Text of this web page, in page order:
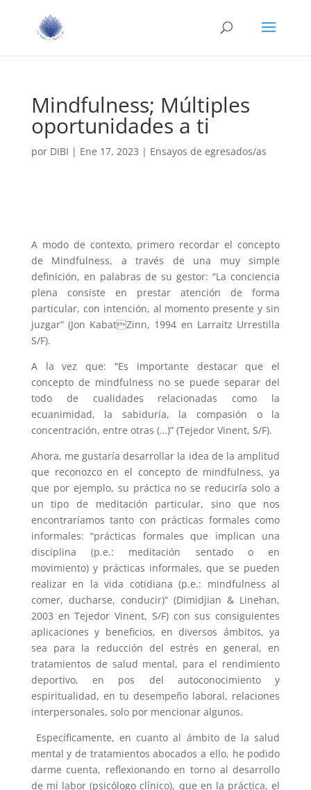
Mindfulness; Múltiples
oportunidades a ti
por DIBI | Ene 17, 2023 | Ensayos de egresados/as
A modo de contexto, primero recordar el concepto
de Mindfulness, a través de una muy simple
definición, en palabras de su gestor: “La conciencia
plena consiste en prestar atención de forma
particular, con intención, al momento presente y sin
juzgar” (Jon KabatZinn, 1994 en Larraitz Urrestilla
S/F).
A la vez que: “Es importante destacar que el
concepto de mindfulness no se puede separar del
todo de cualidades relacionadas como la
ecuanimidad, la sabiduría, la compasión o la
concentración, entre otras (…)” (Tejedor Vinent, S/F).
Ahora, me gustaría desarrollar la idea de la amplitud
que reconozco en el concepto de mindfulness, ya
que por ejemplo, su práctica no se reduciría solo a
un tipo de meditación particular, sino que nos
encontraríamos tanto con prácticas formales como
informales: “prácticas formales que implican una
disciplina (p.e.: meditación sentado o en
movimiento) y prácticas informales, que se pueden
realizar en la vida cotidiana (p.e.: mindfulness al
comer, ducharse, conducir)” (Dimidjian & Linehan,
2003 en Tejedor Vinent, S/F) con sus consiguientes
aplicaciones y beneficios, en diversos ámbitos, ya
sea para la reducción del estrés en general, en
tratamientos de salud mental, para el rendimiento
deportivo, en pos del autoconocimiento y
espiritualidad, en tu desempeño laboral, relaciones
interpersonales, solo por mencionar algunos.
Específicamente, en cuanto al ámbito de la salud
mental y de tratamientos abocados a ello, he podido
darme cuenta, reflexionando en torno al desarrollo
de mi labor (psicólogo clínico), que en la práctica, el